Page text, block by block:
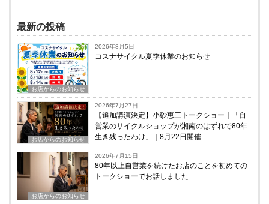
最新の投稿
お店からのお知らせ
2026年8月5日
コスナサイクル夏季休業のお知らせ
お店からのお知らせ
2026年7月27日
【追加講演決定】小砂恵三トークショー｜「自
営業のサイクルショップが湘南のはずれで80年
生き残ったわけ」｜8月22日開催
お店からのお知らせ
2026年7月15日
80年以上自営業を続けたお店のことを初めての
トークショーでお話しました